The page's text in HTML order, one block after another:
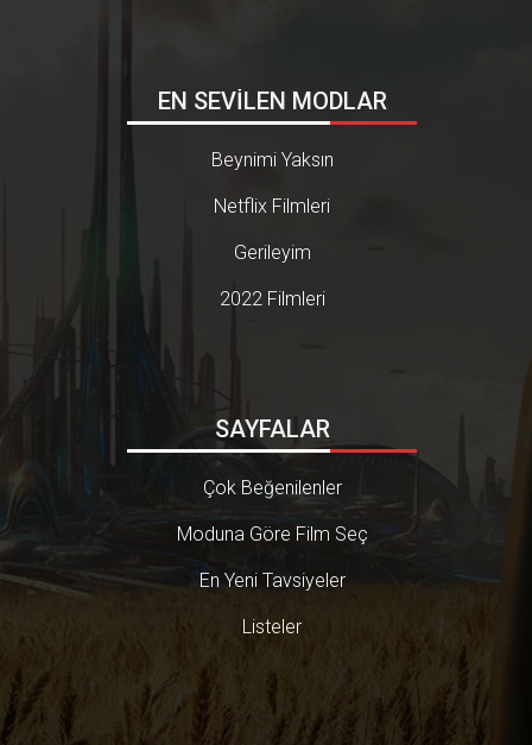
EN SEVİLEN MODLAR
Beynimi Yaksın
Netflix Filmleri
Gerileyim
2022 Filmleri
SAYFALAR
Çok Beğenilenler
Moduna Göre Film Seç
En Yeni Tavsiyeler
Listeler